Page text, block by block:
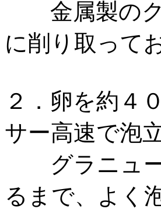
金属製のク
に削り取って
２．卵を約４
サー高速で泡
グラニュー
るまで、よ